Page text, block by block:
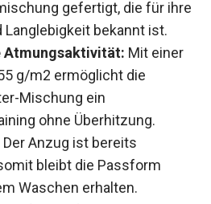
gefertigt, die für
Langlebigkeit bekannt
Atmungsaktivität: Mit
355 g/m2 ermöglicht die
Mischung ein
ohne Überhitzung.
Der Anzug ist bereits
bleibt die Passform